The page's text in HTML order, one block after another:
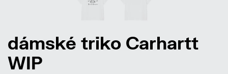
dámské triko Carhartt
WIP